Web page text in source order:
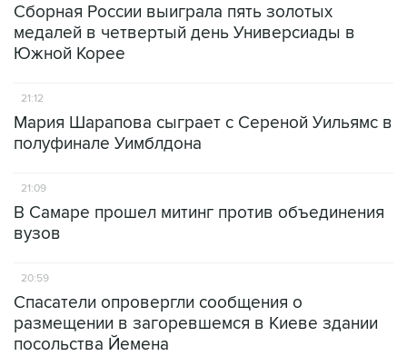
Сборная России выиграла пять золотых
медалей в четвертый день Универсиады в
Южной Корее
21:12
Мария Шарапова сыграет с Сереной Уильямс в
полуфинале Уимблдона
21:09
В Самаре прошел митинг против объединения
вузов
20:59
Спасатели опровергли сообщения о
размещении в загоревшемся в Киеве здании
посольства Йемена